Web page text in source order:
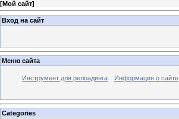
[Мой сайт]
Вход на сайт
Меню сайта
Инструмент для релоадинга Информация о сайте
Categories